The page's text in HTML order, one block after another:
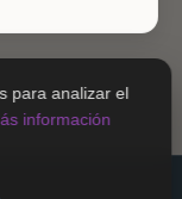
para analizar el
información